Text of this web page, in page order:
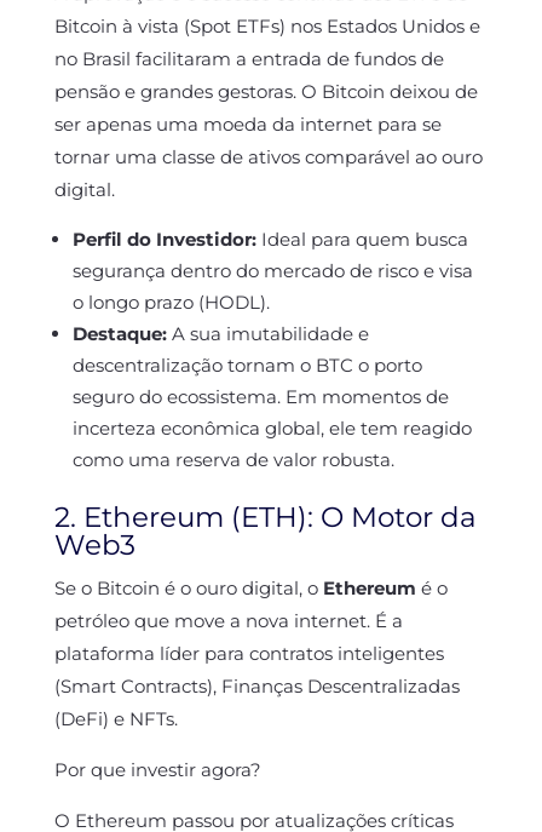
Bitcoin à vista (Spot ETFs) nos Estados Unidos e
no Brasil facilitaram a entrada de fundos de
pensão e grandes gestoras. O Bitcoin deixou de
ser apenas uma moeda da internet para se
tornar uma classe de ativos comparável ao ouro
digital.
Perfil do Investidor:Ideal para quem busca
segurança dentro do mercado de risco e visa
o longo prazo (HODL).
Destaque:A sua imutabilidade e
descentralização tornam o BTC o porto
seguro do ecossistema. Em momentos de
incerteza econômica global, ele tem reagido
como uma reserva de valor robusta.
2. Ethereum (ETH): O Motor da
Web3
Se o Bitcoin é o ouro digital, o Ethereum é o
petróleo que move a nova internet. É a
plataforma líder para contratos inteligentes
(Smart Contracts), Finanças Descentralizadas
(DeFi) e NFTs.
Por que investir agora?
O Ethereum passou por atualizações críticas